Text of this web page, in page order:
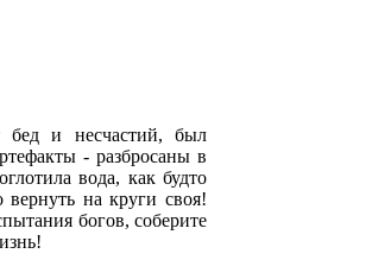
бед и несчастий, был
- разбросаны в
вода, как будто
на круги своя!
богов, соберите